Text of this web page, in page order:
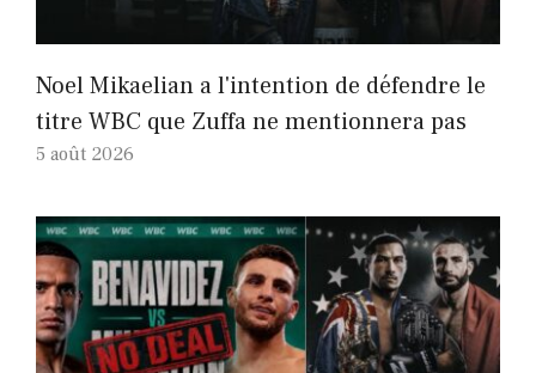
Noel Mikaelian a l'intention de défendre le
titre WBC que Zuffa ne mentionnera pas
5 août 2026